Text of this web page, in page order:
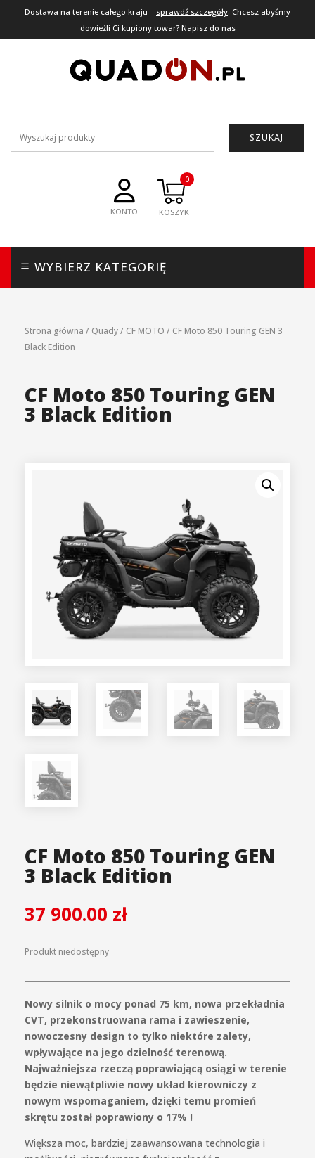
Dostawa na terenie całego kraju – sprawdź szczegóły. Chcesz abyśmy
dowieźli Ci kupiony towar? Napisz do nas
SZUKAJ
KONTO
0
WYBIERZ KATEGORIĘ
Strona główna / Quady/ CF MOTO / CF Moto 850 Touring GEN 3
Black Edition
CF Moto 850 Touring GEN
3 Black Edition
CF Moto 850 Touring GEN
3 Black Edition
37 900.00 zł
Produkt niedostępny
Nowy silnik o mocy ponad 75 km, nowa przekładnia
CVT, przekonstruowana rama i zawieszenie,
nowoczesny design to tylko niektóre zalety,
wpływające na jego dzielność terenową.
Najważniejsza rzeczą poprawiającą osiągi w terenie
będzie niewątpliwie nowy układ kierowniczy z
nowym wspomaganiem, dzięki temu promień
skrętu został poprawiony o 17% !
Większa moc, bardziej zaawansowana technologia i